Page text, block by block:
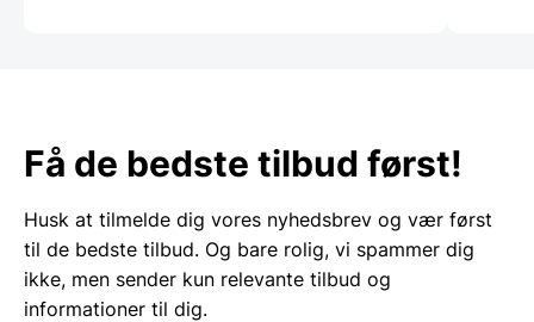
Få de bedste tilbud først!
Husk at tilmelde dig vores nyhedsbrev og vær først
til de bedste tilbud. Og bare rolig, vi spammer dig
ikke, men sender kun relevante tilbud og
informationer til dig.